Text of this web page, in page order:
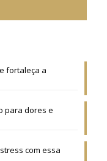
fortaleça a
para dores e
com essa